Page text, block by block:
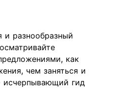
и разнообразный
как
чем заняться и
исчерпывающий гид